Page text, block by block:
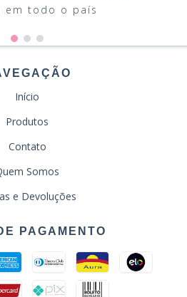
em todo o país
Início
Produtos
Contato
Somos
e Devoluções
PAGAMENTO